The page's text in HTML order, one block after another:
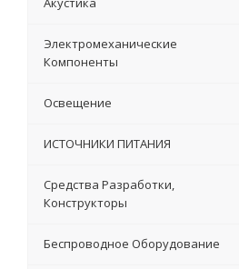
Электромеханические
Компоненты
Освещение
ИСТОЧНИКИ ПИТАНИЯ
Средства Разработки,
Конструкторы
Беспроводное Оборудование